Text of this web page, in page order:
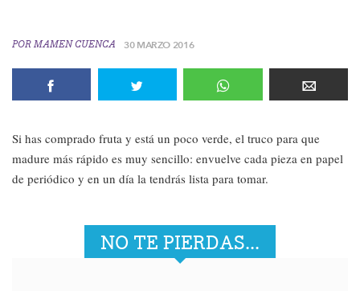
POR MAMEN CUENCA 30 MARZO 2016
Si has comprado fruta y está un poco verde, el truco para que
madure más rápido es muy sencillo: envuelve cada pieza en papel
de periódico y en un día la tendrás lista para tomar.
NO TE PIERDAS...